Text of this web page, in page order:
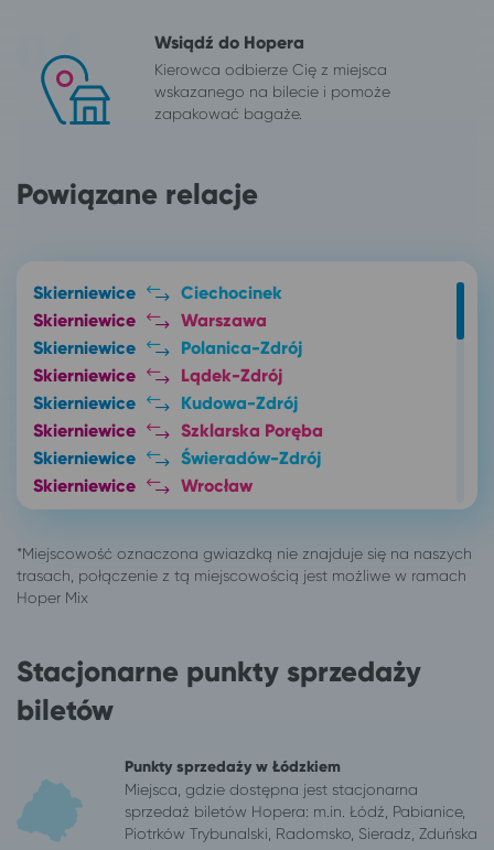
Wsiądź do Hopera
Kierowca odbierze Cię z miejsca
wskazanego na bilecie i pomoże
zapakować bagaże.
Powiązane relacje
Skierniewice
Ciechocinek
Skierniewice
Warszawa
Skierniewice
Polanica-Zdrój
Skierniewice
Lądek-Zdrój
Skierniewice
Kudowa-Zdrój
Skierniewice
Szklarska Poręba
Skierniewice
Świeradów-Zdrój
Skierniewice
Wrocław
Skierniewice
Jelenia Góra
Bytom
Karpacz
Gliwice
Karpacz
Szklarska Poręba
Katowice
Karpacz
Mysłowice
Karpacz
Opole
Karpacz
Ostrów Wielkopolski
Karpacz
Stacjonarne punkty sprzedaży
biletów
Punkty sprzedaży w Łódzkiem
Miejsca, gdzie dostępna jest stacjonarna
sprzedaż biletów Hopera: m.in. Łódź, Pabianice,
Piotrków Trybunalski, Radomsko, Sieradz, Zduńska